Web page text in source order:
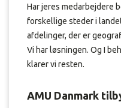
Har jeres medarbejdere
forskellige steder i
afdelinger, der er
Vi har løsningen. Og I
klarer vi resten.
AMU Danmark